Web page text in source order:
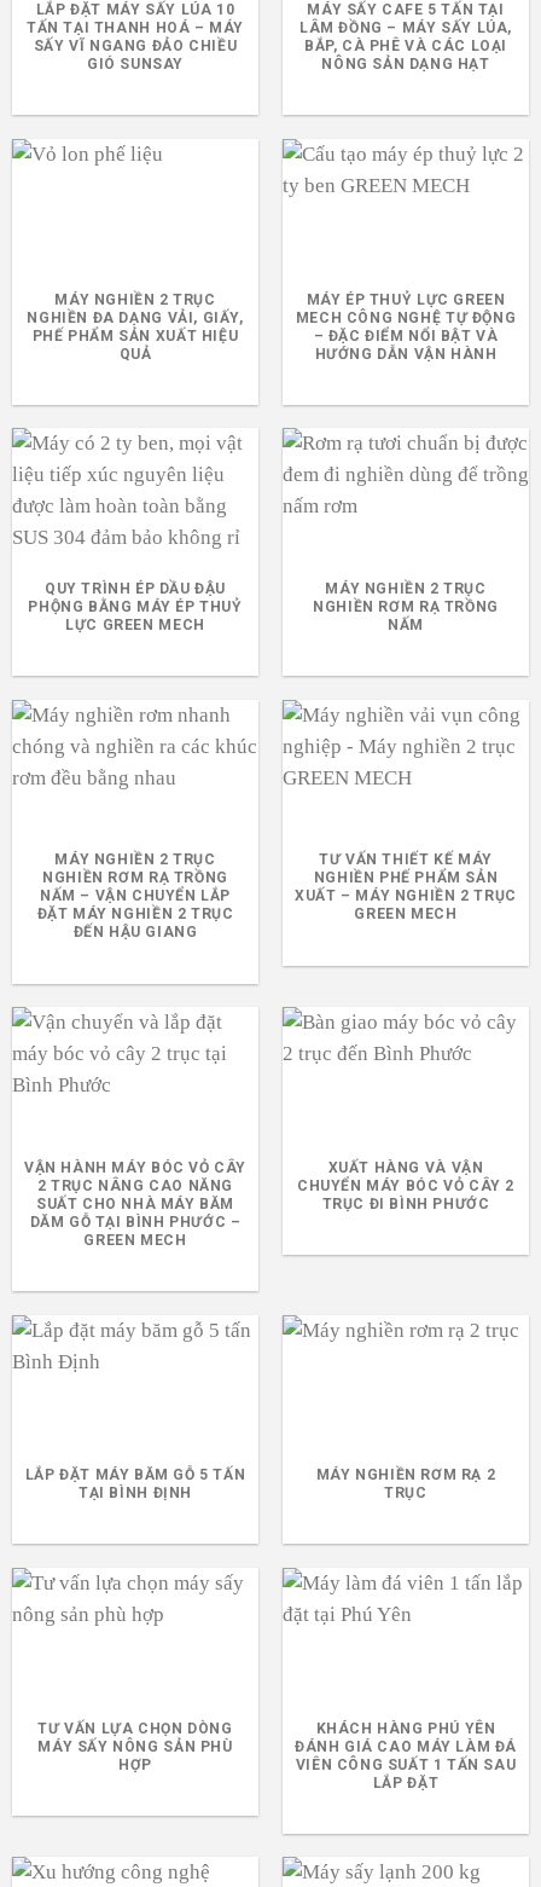
LẮP ĐẶT MÁY SẤY LÚA 10
TẤN TẠI THANH HOÁ – MÁY
SẤY VĨ NGANG ĐẢO CHIỀU
GIÓ SUNSAY
MÁY SẤY CAFE 5 TẤN TẠI
LÂM ĐỒNG – MÁY SẤY LÚA,
BẮP, CÀ PHÊ VÀ CÁC LOẠI
NÔNG SẢN DẠNG HẠT
MÁY NGHIỀN 2 TRỤC
NGHIỀN ĐA DẠNG VẢI, GIẤY,
PHẾ PHẨM SẢN XUẤT HIỆU
QUẢ
MÁY ÉP THUỶ LỰC GREEN
MECH CÔNG NGHỆ TỰ ĐỘNG
– ĐẶC ĐIỂM NỔI BẬT VÀ
HƯỚNG DẪN VẬN HÀNH
QUY TRÌNH ÉP DẦU ĐẬU
PHỘNG BẰNG MÁY ÉP THUỶ
LỰC GREEN MECH
MÁY NGHIỀN 2 TRỤC
NGHIỀN RƠM RẠ TRỒNG
NẤM
MÁY NGHIỀN 2 TRỤC
NGHIỀN RƠM RẠ TRỒNG
NẤM – VẬN CHUYỂN LẮP
ĐẶT MÁY NGHIỀN 2 TRỤC
ĐẾN HẬU GIANG
TƯ VẤN THIẾT KẾ MÁY
NGHIỀN PHẾ PHẨM SẢN
XUẤT – MÁY NGHIỀN 2 TRỤC
GREEN MECH
VẬN HÀNH MÁY BÓC VỎ CÂY
2 TRỤC NÂNG CAO NĂNG
SUẤT CHO NHÀ MÁY BĂM
DĂM GỖ TẠI BÌNH PHƯỚC –
GREEN MECH
XUẤT HÀNG VÀ VẬN
CHUYỂN MÁY BÓC VỎ CÂY 2
TRỤC ĐI BÌNH PHƯỚC
LẮP ĐẶT MÁY BĂM GỖ 5 TẤN
TẠI BÌNH ĐỊNH
MÁY NGHIỀN RƠM RẠ 2
TRỤC
TƯ VẤN LỰA CHỌN DÒNG
MÁY SẤY NÔNG SẢN PHÙ
HỢP
KHÁCH HÀNG PHÚ YÊN
ĐÁNH GIÁ CAO MÁY LÀM ĐÁ
VIÊN CÔNG SUẤT 1 TẤN SAU
LẮP ĐẶT